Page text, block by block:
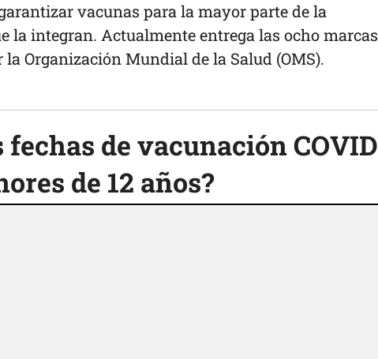
vacunas para la mayor parte de la
la integran. Actualmente entrega las ocho marcas
Organización Mundial de la Salud (OMS).
fechas de vacunación COVID
de 12 años?